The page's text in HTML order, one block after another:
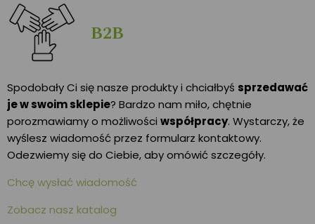
B2B
Spodobały Ci się nasze produkty i chciałbyś sprzedawać
je w swoim sklepie? Bardzo nam miło, chętnie
porozmawiamy o możliwości współpracy. Wystarczy, że
wyślesz wiadomość przez formularz kontaktowy.
Odezwiemy się do Ciebie, aby omówić szczegóły.
Chcę wysłać wiadomość
Zobacz nasz katalog